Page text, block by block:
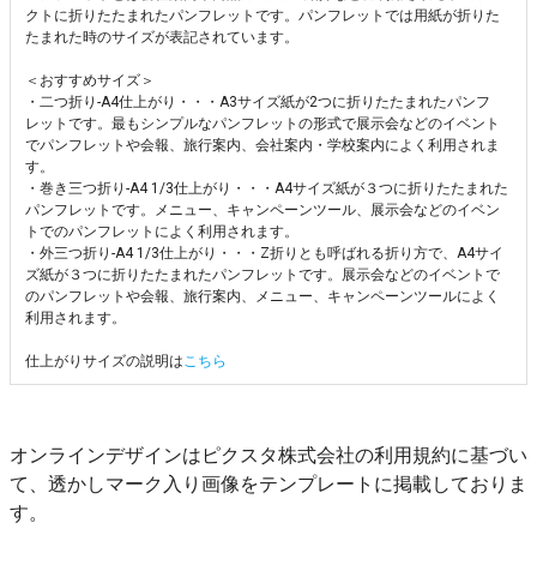
クトに折りたたまれたパンフレットです。パンフレットでは用紙が折りた
たまれた時のサイズが表記されています。
＜おすすめサイズ＞
・二つ折り-A4仕上がり・・・A3サイズ紙が2つに折りたたまれたパンフ
レットです。最もシンプルなパンフレットの形式で展示会などのイベント
でパンフレットや会報、旅行案内、会社案内・学校案内によく利用されま
す。
・巻き三つ折り-A4 1/3仕上がり・・・A4サイズ紙が３つに折りたたまれた
パンフレットです。メニュー、キャンペーンツール、展示会などのイベン
トでのパンフレットによく利用されます。
・外三つ折り-A4 1/3仕上がり・・・Z折りとも呼ばれる折り方で、A4サイ
ズ紙が３つに折りたたまれたパンフレットです。展示会などのイベントで
のパンフレットや会報、旅行案内、メニュー、キャンペーンツールによく
利用されます。
仕上がりサイズの説明は こちら
オンラインデザインはピクスタ株式会社の利用規約に基づい
て、透かしマーク入り画像をテンプレートに掲載しておりま
す。